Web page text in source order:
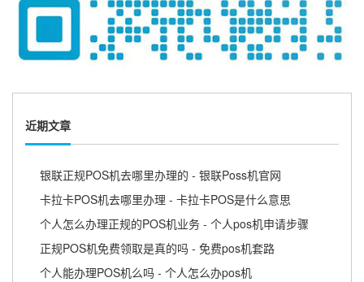
近期文章
银联正规POS机去哪里办理的 - 银联Poss机官网
卡拉卡POS机去哪里办理 - 卡拉卡POS是什么意思
个人怎么办理正规的POS机业务 - 个人pos机申请步骤
正规POS机免费领取是真的吗 - 免费pos机套路
个人能办理POS机么吗 - 个人怎么办pos机